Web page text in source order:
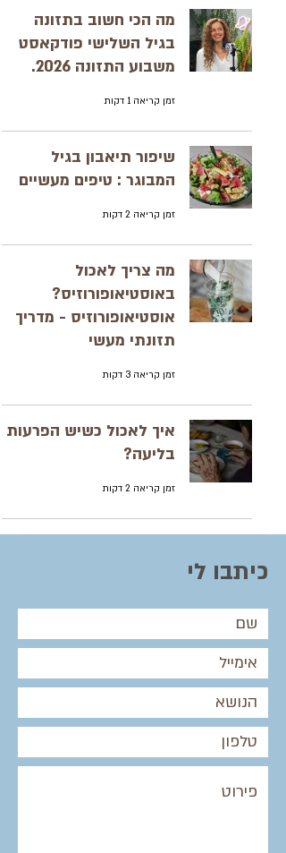
מה הכי חשוב בתזונה
בגיל השלישי פודקאסט
משבוע התזונה 2026.
זמן קריאה 1 דקות
שיפור תיאבון בגיל
המבוגר : טיפים מעשיים
זמן קריאה 2 דקות
מה צריך לאכול
באוסטיאופורוזיס?
אוסטיאופורוזיס - מדריך
תזונתי מעשי
זמן קריאה 3 דקות
איך לאכול כשיש הפרעות
בליעה?
זמן קריאה 2 דקות
כיתבו לי